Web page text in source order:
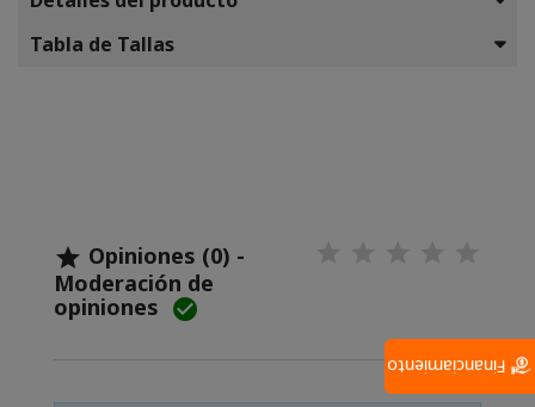
Tabla de Tallas
 Opiniones (0) -
Moderación de
opiniones 
Financiamiento